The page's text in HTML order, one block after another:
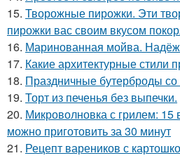
15. Творожные пирожки. Эти
пирожки вас своим вкусом
16. Маринованная мойва.
17. Какие архитектурные стили
18. Праздничные бутерброды
19. Торт из печенья без выпечки.
20. Микроволновка с грилем: 15
можно приготовить за 30 минут
21. Рецепт вареников с